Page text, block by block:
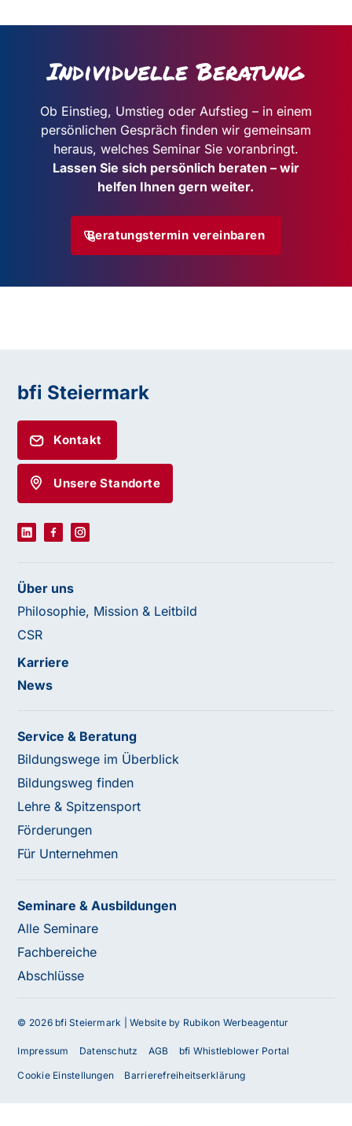
Individuelle Beratung
Ob Einstieg, Umstieg oder Aufstieg – in einem
persönlichen Gesprächfinden wir gemeinsam
heraus, welches Seminar Sie voranbringt.
Lassen Sie sich persönlich beraten – wir
helfen Ihnen gern weiter.
Beratungstermin vereinbaren
bfi Steiermark
Kontakt
Unsere Standorte
Über uns
Philosophie, Mission & Leitbild
CSR
Karriere
News
Service & Beratung
Bildungswege im Überblick
Bildungsweg finden
Lehre & Spitzensport
Förderungen
Für Unternehmen
Seminare & Ausbildungen
Alle Seminare
Fachbereiche
Abschlüsse
© 2026 bfi Steiermark |Website by Rubikon Werbeagentur
Impressum Datenschutz AGB bfi Whistleblower Portal
Cookie Einstellungen Barrierefreiheitserklärung